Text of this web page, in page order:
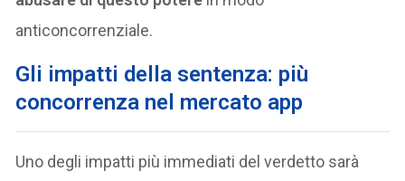
anticoncorrenziale.
Gli impatti della sentenza: più
concorrenza nel mercato app
Uno degli impatti più immediati del verdetto sarà